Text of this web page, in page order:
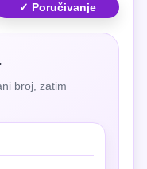
✓ Poručivanje
broj, zatim